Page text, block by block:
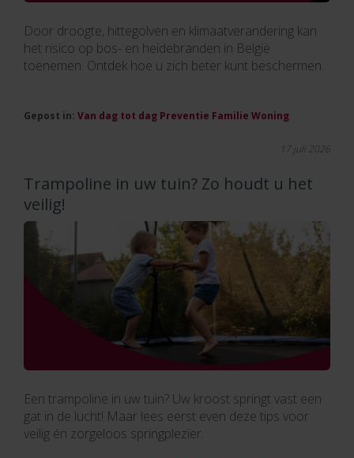
Door droogte, hittegolven en klimaatverandering kan
het risico op bos- en heidebranden in België
toenemen. Ontdek hoe u zich beter kunt beschermen.
Gepost in: Van dag tot dag Preventie Familie Woning
17 juli 2026
Trampoline in uw tuin? Zo houdt u het
veilig!
Een trampoline in uw tuin? Uw kroost springt vast een
gat in de lucht! Maar lees eerst even deze tips voor
veilig én zorgeloos springplezier.